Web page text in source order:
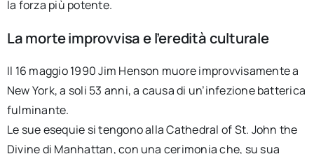
la forza più potente.
La morte improvvisa e l’eredità culturale
Il 16 maggio 1990 Jim Henson muore improvvisamente a
New York, a soli 53 anni, a causa di un’infezione batterica
fulminante.
Le sue esequie si tengono alla Cathedral of St. John the
Divine di Manhattan, con una cerimonia che, su sua